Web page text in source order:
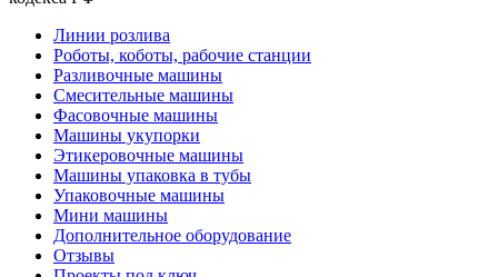
Линии розлива
Роботы, коботы, рабочие станции
Разливочные машины
Смесительные машины
Фасовочные машины
Машины укупорки
Этикеровочные машины
Машины упаковка в тубы
Упаковочные машины
Мини машины
Дополнительное оборудование
Отзывы